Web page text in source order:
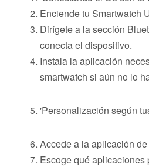
Enciende tu Smartwatch
Dirígete a la sección
conecta el dispositivo.
Instala la aplicación
smartwatch si aún no lo
'Personalización según
Accede a la aplicación
Escoge qué aplicaciones